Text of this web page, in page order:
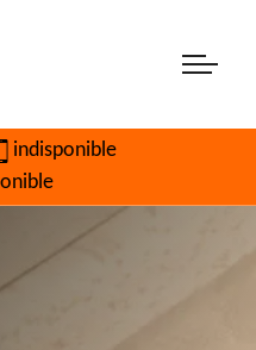
indisponible